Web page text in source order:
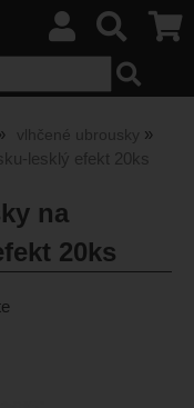
vlhčené ubrousky
lesklý efekt 20ks
na
20ks